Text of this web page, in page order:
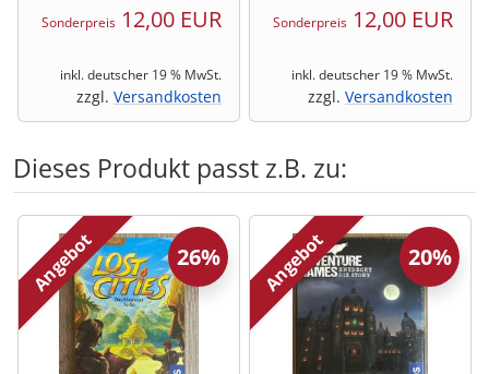
Sonderpreis 12,00 EUR
inkl. deutscher 19 % MwSt.
zzgl. Versandkosten
Sonderpreis 12,00 EUR
inkl. deutscher 19 % MwSt.
zzgl. Versandkosten
Dieses Produkt passt z.B. zu:
Es folgt ein Produktslider - navigieren Sie mit der Tab-
Angebot 26% Angebot 20%